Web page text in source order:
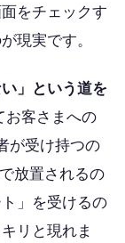
をチェックす
現実です。
」という道を
お客さまへの
が受け持つの
放置されるの
」を受けるの
リと現れま